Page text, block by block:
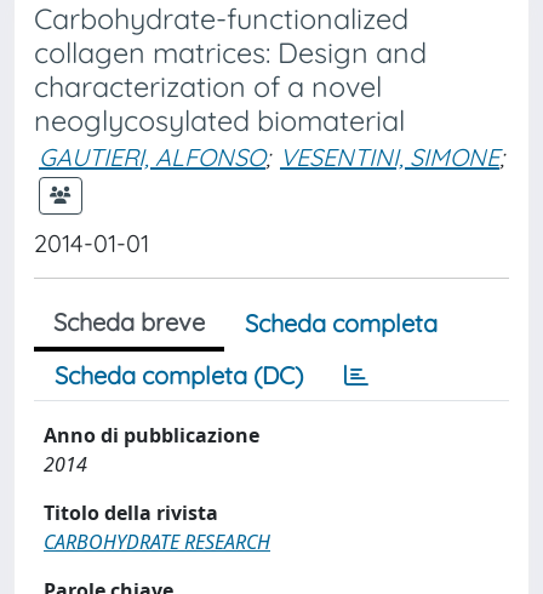
Carbohydrate-functionalized
collagen matrices: Design and
characterization of a novel
neoglycosylated biomaterial
GAUTIERI, ALFONSO; VESENTINI, SIMONE;
2014-01-01
Scheda breve
Scheda completa
Scheda completa (DC)
Anno di pubblicazione
2014
Titolo della rivista
CARBOHYDRATE RESEARCH